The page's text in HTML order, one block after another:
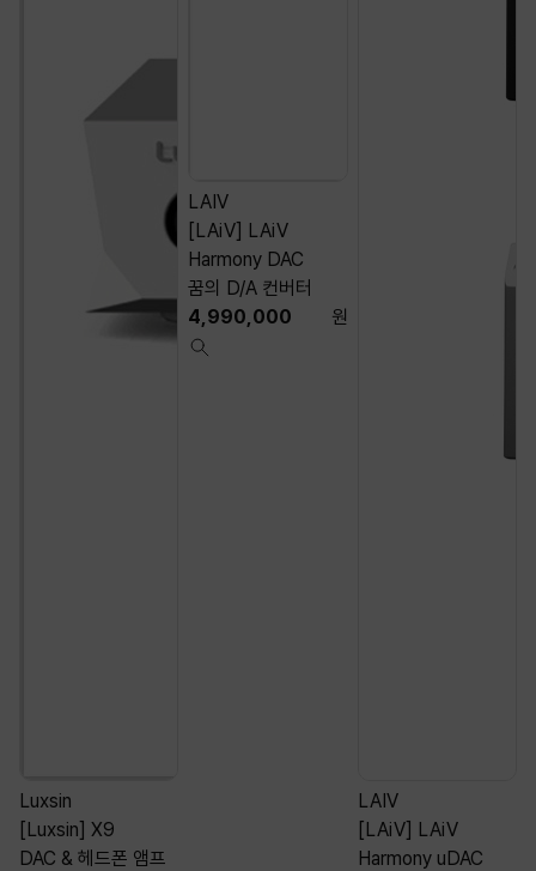
Luxsin
[Luxsin] X9
DAC & 헤드폰 앰프
LAIV
[LAiV] LAiV
Harmony DAC
꿈의 D/A 컨버터
4,990,000
원
LAIV
[LAiV] LAiV
Harmony uDAC